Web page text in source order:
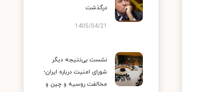
درگذشت
1405/04/21
نشست بی‌نتیجه دیگر
شورای امنیت درباره ایران؛
مخالفت روسیه و چین و